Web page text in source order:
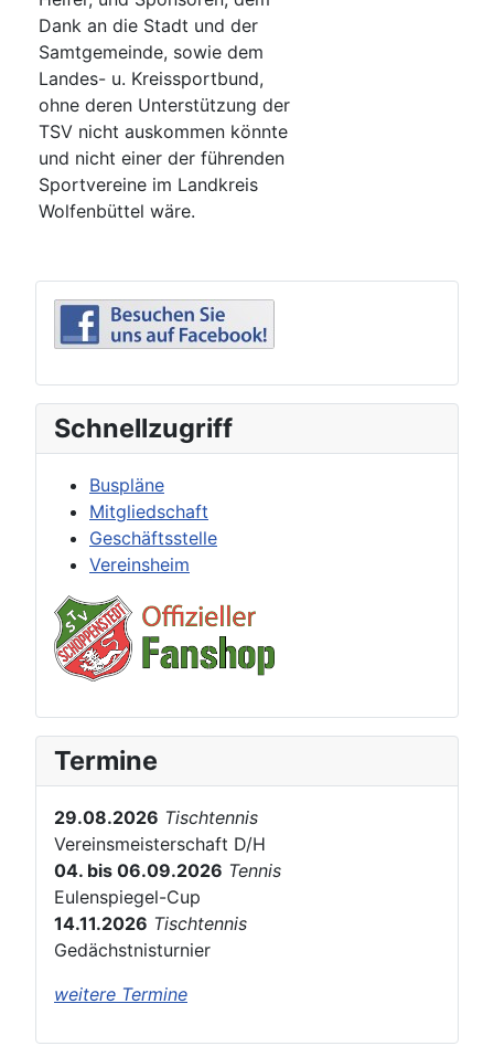
Dank an die Stadt und der
Samtgemeinde, sowie dem
Landes- u. Kreissportbund,
ohne deren Unterstützung der
TSV nicht auskommen könnte
und nicht einer der führenden
Sportvereine im Landkreis
Wolfenbüttel wäre.
Schnellzugriff
Buspläne
Mitgliedschaft
Geschäftsstelle
Vereinsheim
Termine
29.08.2026 Tischtennis
Vereinsmeisterschaft D/H
04. bis 06.09.2026 Tennis
Eulenspiegel-Cup
14.11.2026 Tischtennis
Gedächstnisturnier
weitere Termine